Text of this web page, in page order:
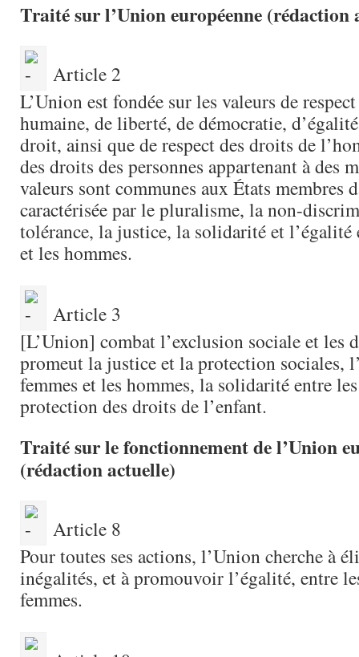
Traité sur l’Union européenne (rédaction
Article 2
L’Union est fondée sur les valeurs de
humaine, de liberté, de démocratie,
droit, ainsi que de respect des droits de
des droits des personnes appartenant à des
valeurs sont communes aux États membres
caractérisée par le pluralisme, la non-
tolérance, la justice, la solidarité et l’égalité
et les hommes.
Article 3
[L’Union] combat l’exclusion sociale et les
promeut la justice et la protection sociales,
femmes et les hommes, la solidarité entre
protection des droits de l’enfant.
Traité sur le fonctionnement de l’Union
(rédaction actuelle)
Article 8
Pour toutes ses actions, l’Union cherche à
inégalités, et à promouvoir l’égalité, entre
femmes.